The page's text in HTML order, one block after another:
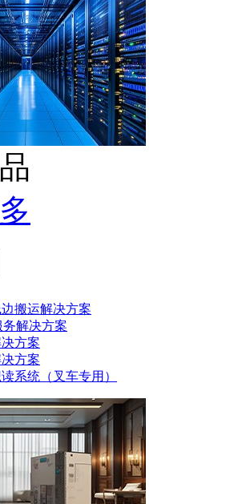
搬运解决方案
务解决方案
方案
方案
系统（叉车专用）